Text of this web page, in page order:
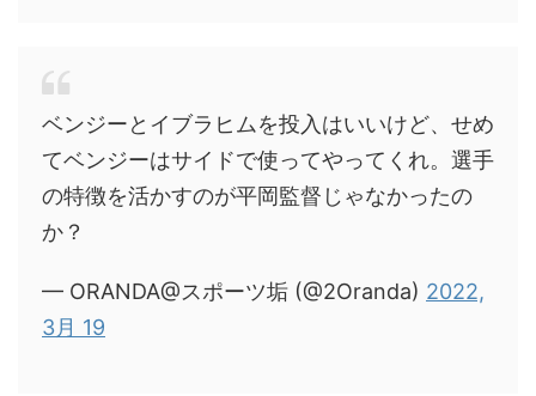
ベンジーとイブラヒムを投入はいいけど、せめ
てベンジーはサイドで使ってやってくれ。選手
の特徴を活かすのが平岡監督じゃなかったの
か？
— ORANDA@スポーツ垢 (@2Oranda) 2022,
3月 19